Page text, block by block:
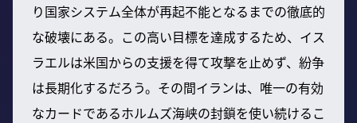
り国家システム全体が再起不能となるまでの徹底的
な破壊にある。この高い目標を達成するため、イス
ラエルは米国からの支援を得て攻撃を止めず、紛争
は長期化するだろう。その間イランは、唯一の有効
なカードであるホルムズ海峡の封鎖を使い続けるこ